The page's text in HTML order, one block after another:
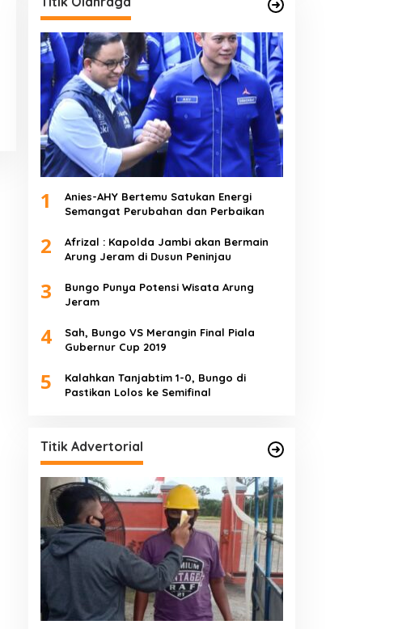
1
Anies-AHY Bertemu Satukan Energi
Semangat Perubahan dan Perbaikan
2
Afrizal : Kapolda Jambi akan Bermain
Arung Jeram di Dusun Peninjau
3
Bungo Punya Potensi Wisata Arung
Jeram
4
Sah, Bungo VS Merangin Final Piala
Gubernur Cup 2019
5
Kalahkan Tanjabtim 1-0, Bungo di
Pastikan Lolos ke Semifinal
Titik Advertorial